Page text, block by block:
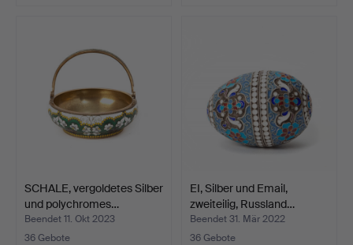
SCHALE, vergoldetes Silber
und polychromes…
Beendet 11. Okt 2023
36 Gebote
EI, Silber und Email,
zweiteilig, Russland…
Beendet 31. Mär 2022
36 Gebote